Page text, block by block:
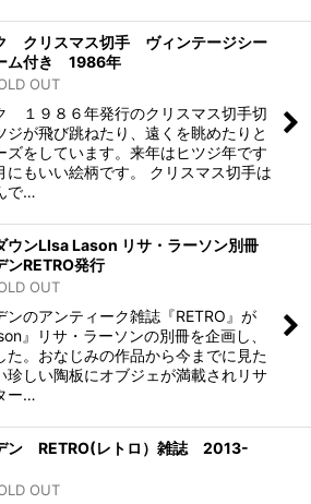
クリスマス切手 ヴィンテージシー
ム付き 1986年
OUT
１９８６年発行のクリスマス切手切
ジが飛び跳ねたり、遠くを眺めたりと
ズをしています。来年はヒツジ年です
にもいい絵柄です。 クリスマス切手は
で…
ウンLIsa Lason リサ・ラーソン別冊
ンRETRO発行
OUT
ンのアンティーク雑誌『RETRO』が
』リサ・ラーソンの別冊を企画し、
た。おなじみの作品から今までに見た
珍しい陶板にオブジェが満載されリサ
ー…
ン RETRO(レトロ）雑誌 2013-
OUT